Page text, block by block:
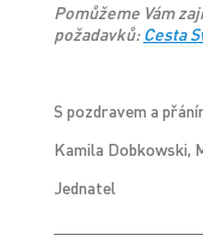
Pomůžeme Vám
požadavků:Cesta
S pozdravem a
Kamila Dobkowski,
Jednatel